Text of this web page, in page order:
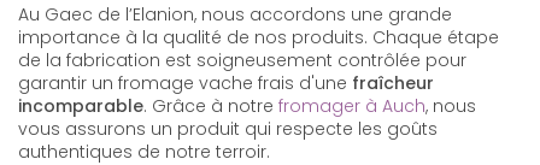
Au Gaec de l’Elanion, nous accordons une grande
importance à la qualité de nos produits. Chaque étape
de la fabrication est soigneusement contrôlée pour
garantir un fromage vache frais d'une fraîcheur
incomparable. Grâce à notre fromager à Auch, nous
vous assurons un produit qui respecte les goûts
authentiques de notre terroir.